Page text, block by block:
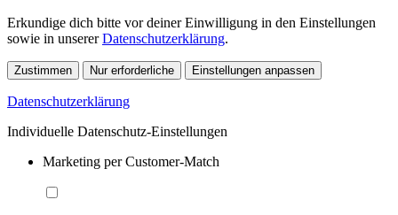
Erkundige dich bitte vor deiner Einwilligung in den Einstellungen
sowie in unsererDatenschutzerklärung.
Zustimmen Nur erforderliche Einstellungen anpassen
Datenschutzerklärung
Individuelle Datenschutz-Einstellungen
Marketing per Customer-Match